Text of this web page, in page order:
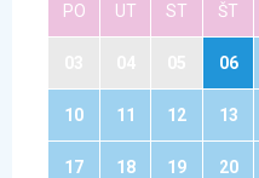
PO UT ST ŠT
06
10 11 12 13
17 18 19 20